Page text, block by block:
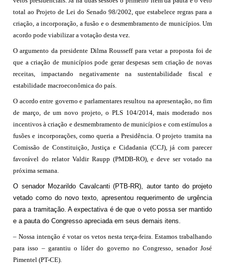
total ao Projeto de Lei do Senado 98/2002, que estabelece regras para a
criação, a incorporação, a fusão e o desmembramento de municípios. Um
acordo pode viabilizar a votação desta vez.
O argumento da presidente Dilma Rousseff para vetar a proposta foi de
que a criação de municípios pode gerar despesas sem criação de novas
receitas, impactando negativamente na sustentabilidade fiscal e
estabilidade macroeconômica do país.
O acordo entre governo e parlamentares resultou na apresentação, no fim
de março, de um novo projeto, o PLS 104/2014, mais moderado nos
incentivos à criação e desmembramento de municípios e com estímulos a
fusões e incorporações, como queria a Presidência. O projeto tramita na
Comissão de Constituição, Justiça e Cidadania (CCJ), já com parecer
favorável do relator Valdir Raupp (PMDB-RO), e deve ser votado na
próxima semana.
O senador Mozarildo Cavalcanti (PTB-RR), autor tanto do projeto
vetado como do novo texto, apresentou requerimento de urgência
para a tramitação. A expectativa é de que o veto possa ser mantido
e a pauta do Congresso apreciada em seus demais itens.
– Nossa intenção é votar os vetos nesta terça-feira. Estamos trabalhando
para isso – garantiu o líder do governo no Congresso, senador José
Pimentel (PT-CE).